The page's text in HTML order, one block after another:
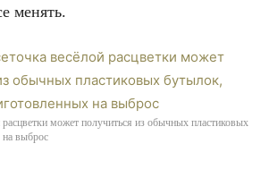
менять.
расцветки может получиться из обычных пластиковых
выброс